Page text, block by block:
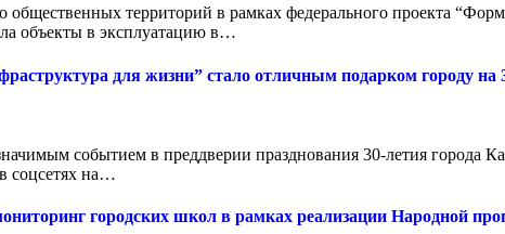
общественных территорий в рамках федерального проекта
объекты в эксплуатацию в…
для жизни” стало отличным подарком городу на
событием в преддверии празднования 30-летия города
соцсетях на…
городских школ в рамках реализации Народной